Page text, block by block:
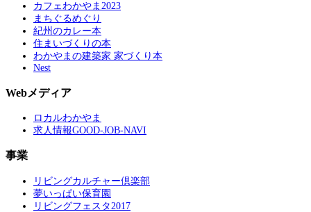
カフェわかやま2023
まちぐるめぐり
紀州のカレー本
住まいづくりの本
わかやまの建築家 家づくり本
Nest
Webメディア
ロカルわかやま
求人情報GOOD-JOB-NAVI
事業
リビングカルチャー倶楽部
夢いっぱい保育園
リビングフェスタ2017